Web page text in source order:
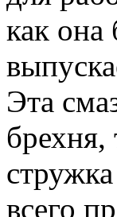
как она
Эта
брехня,
всего